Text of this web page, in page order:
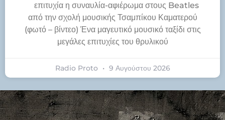
​επιτυχία η συναυλία-αφιέρωμα στους Beatles
από την σχολή μουσικής Τσαμπίκου Καματερού
(φωτό – βίντεο) Ένα μαγευτικό μουσικό ταξίδι στις
μεγάλες επιτυχίες του θρυλικού
Radio Proto 9 Αυγούστου 2026